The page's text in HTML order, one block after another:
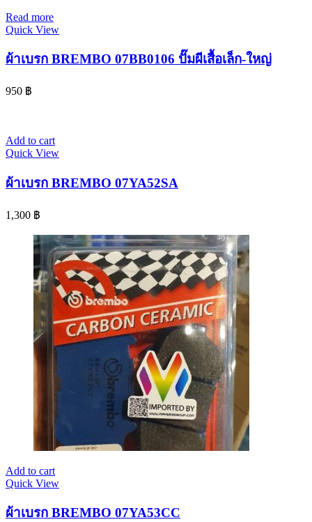
Read more
Quick View
ผ้าเบรก BREMBO 07BB0106 ปั๊มผีเสื้อเล็ก-ใหญ่
950 ฿
Add to cart
Quick View
ผ้าเบรก BREMBO 07YA52SA
1,300 ฿
Add to cart
Quick View
ผ้าเบรก BREMBO 07YA53CC